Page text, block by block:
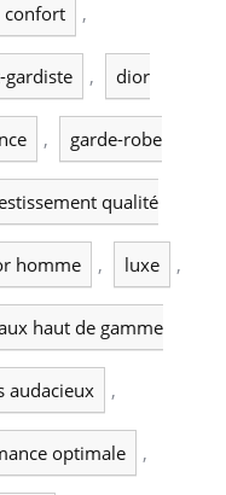
confort ,
gardiste , dior
, garde-robe
qualité
homme , luxe ,
haut de gamme
audacieux ,
optimale ,